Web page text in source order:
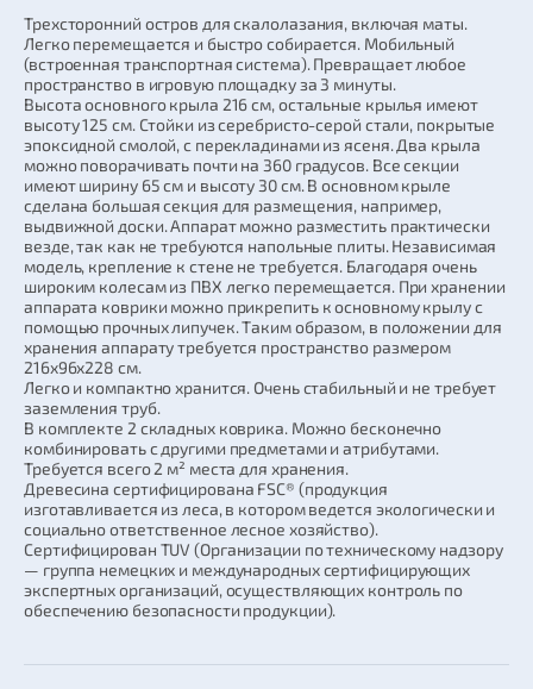
Трехсторонний остров для скалолазания, включая маты.
Легко перемещается и быстро собирается. Мобильный
(встроенная транспортная система). Превращает любое
пространство в игровую площадку за 3 минуты.
Высота основного крыла 216 см, остальные крылья имеют
высоту 125 см. Стойки из серебристо-серой стали, покрытые
эпоксидной смолой, с перекладинами из ясеня. Два крыла
можно поворачивать почти на 360 градусов. Все секции
имеют ширину 65 см и высоту 30 см. В основном крыле
сделана большая секция для размещения, например,
выдвижной доски. Аппарат можно разместить практически
везде, так как не требуются напольные плиты. Независимая
модель, крепление к стене не требуется. Благодаря очень
широким колесам из ПВХ легко перемещается. При хранении
аппарата коврики можно прикрепить к основному крылу с
помощью прочных липучек. Таким образом, в положении для
хранения аппарату требуется пространство размером
216x96x228 см.
Легко и компактно хранится. Очень стабильный и не требует
заземления труб.
В комплекте 2 складных коврика. Можно бесконечно
комбинировать с другими предметами и атрибутами.
Требуется всего 2 м² места для хранения.
Древесина сертифицирована FSC® (продукция
изготавливается из леса, в котором ведется экологически и
социально ответственное лесное хозяйство).
Сертифицирован TUV (Организации по техническому надзору
— группа немецких и международных сертифицирующих
экспертных организаций, осуществляющих контроль по
обеспечению безопасности продукции).